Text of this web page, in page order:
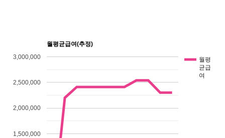
월평균급여(추정)
월평
균급
여
1,500,000
2,000,000
2,500,000
3,000,000